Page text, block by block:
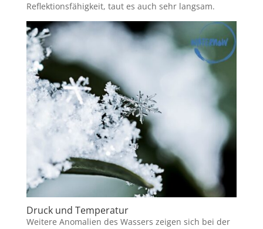
Reflektionsfähigkeit, taut es auch sehr langsam.
Druck und Temperatur
Weitere Anomalien des Wassers zeigen sich bei der